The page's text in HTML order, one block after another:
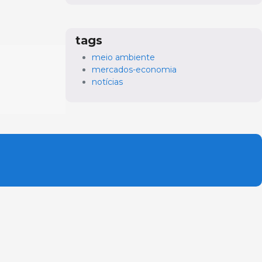
tags
meio ambiente
mercados-economia
notícias